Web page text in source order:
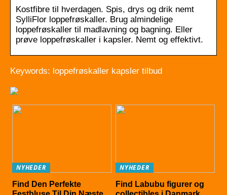
Kostfibre til hverdagen. Spis, drys og drik nemt
SylliFlor loppefrøskaller. Brug almindelige
loppefrøskaller til madlavning og bagning. Eller
prøve loppefrøskaller i kapsler. Nemt og effektivt.
Keywords: loppefrøskaller kapsler tilbud
NYHEDER
Find Den Perfekte
NYHEDER
Find Labubu figurer og